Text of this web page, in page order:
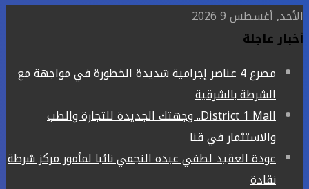
الأحد, أغسطس 9 2026
أخبار عاجلة
مصرع 4 عناصر إجرامية شديدة الخطورة في مواجهة مع
الشرطة بالشرقية
District 1 Mall.. وجهتك الجديدة للتجارة والطب
والاستثمار في قنا
عودة العقيد لطفي عبده النجمي نائبا لمأمور مركز شرطة
نقادة